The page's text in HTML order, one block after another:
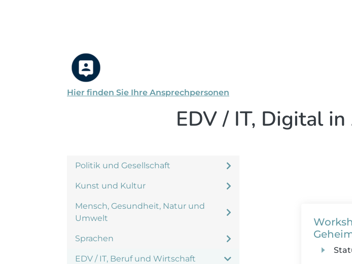
Hier finden Sie Ihre Ansprechpersonen
EDV / IT, Digital
Politik und Gesellschaft
Kunst und Kultur
Mensch, Gesundheit, Natur und
Umwelt
Sprachen
EDV / IT, Beruf und Wirtschaft